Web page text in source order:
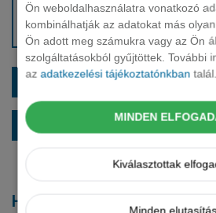
Ön weboldalhasználatra vonatkozó
kombinálhatják az adatokat más
Ön adott meg számukra vagy az Ön
szolgáltatásokból gyűjtöttek. További
azadatkezelési tájékoztatónkban talál.
MINDEN
Kiválasztottak
Minden
Hívjon: +36 1
Kérjen
EXTRÁK ÉS SZÍNEK
ALAPFELSZERELTSÉG
Hasonló modellek